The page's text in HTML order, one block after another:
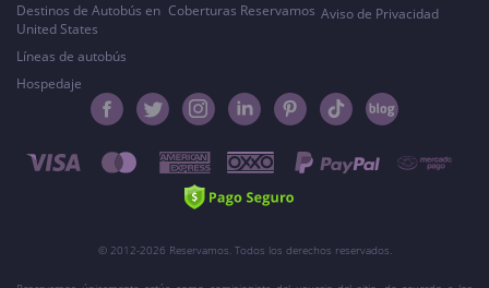
Destinos de Autobús en
United States
Líneas de autobús
Hospedaje
Coberturas Reservamos Aviso de Privacidad
© 2012-2026 Reservamos. Todos los derechos reservados.